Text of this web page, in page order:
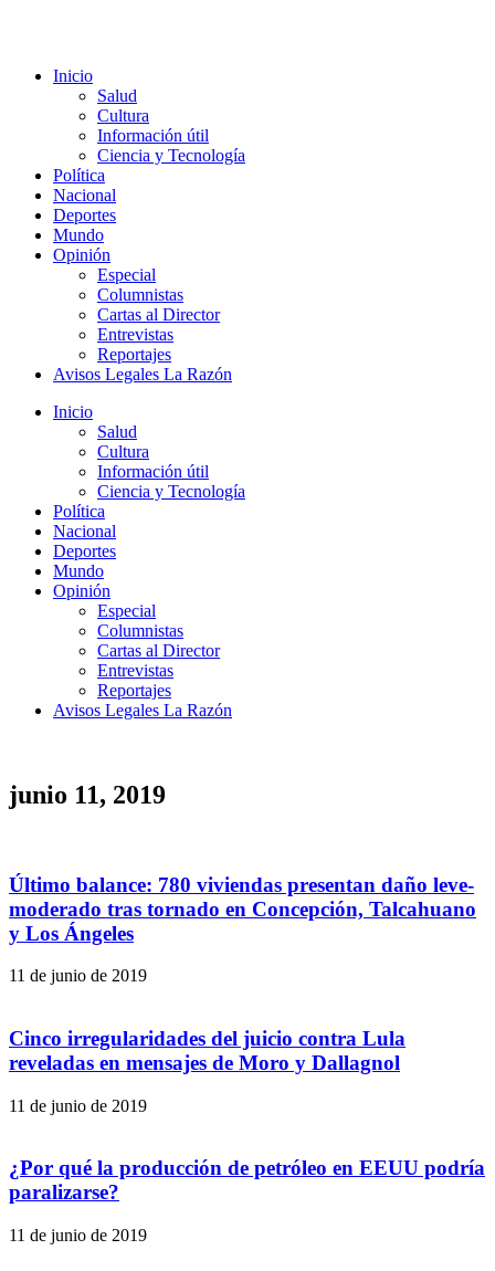
Inicio
Salud
Cultura
Información útil
Ciencia y Tecnología
Política
Nacional
Deportes
Mundo
Opinión
Especial
Columnistas
Cartas al Director
Entrevistas
Reportajes
Avisos Legales La Razón
Inicio
Salud
Cultura
Información útil
Ciencia y Tecnología
Política
Nacional
Deportes
Mundo
Opinión
Especial
Columnistas
Cartas al Director
Entrevistas
Reportajes
Avisos Legales La Razón
junio 11, 2019
Último balance: 780 viviendas presentan daño leve-
moderado tras tornado en Concepción, Talcahuano
y Los Ángeles
11 de junio de 2019
Cinco irregularidades del juicio contra Lula
reveladas en mensajes de Moro y Dallagnol
11 de junio de 2019
¿Por qué la producción de petróleo en EEUU podría
paralizarse?
11 de junio de 2019